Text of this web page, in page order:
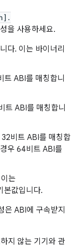
을 사용하세요.
다. 이는 바이너리
트 ABI를 매칭합니
트 ABI를 매칭합니
비트 ABI를 매칭합
우 64비트 ABI를
는
본값입니다.
은 ABI에 구속받지
지 않는 기기와 관